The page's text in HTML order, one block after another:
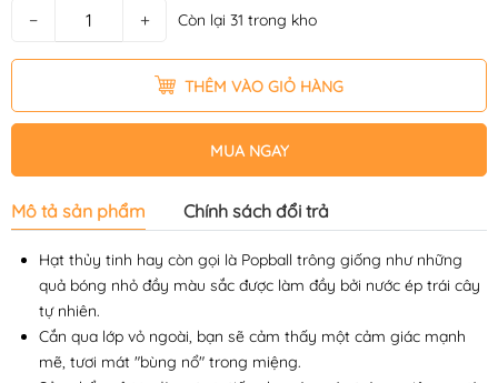
− + Còn lại 31 trong kho
THÊM VÀO GIỎ HÀNG
MUA NGAY
Mô tả sản phẩm Chính sách đổi trả
Hạt thủy tinh hay còn gọi là Popball trông giống như những
quả bóng nhỏ đầy màu sắc được làm đầy bởi nước ép trái cây
tự nhiên.
Cắn qua lớp vỏ ngoài, bạn sẽ cảm thấy một cảm giác mạnh
mẽ, tươi mát "bùng nổ" trong miệng. ​​